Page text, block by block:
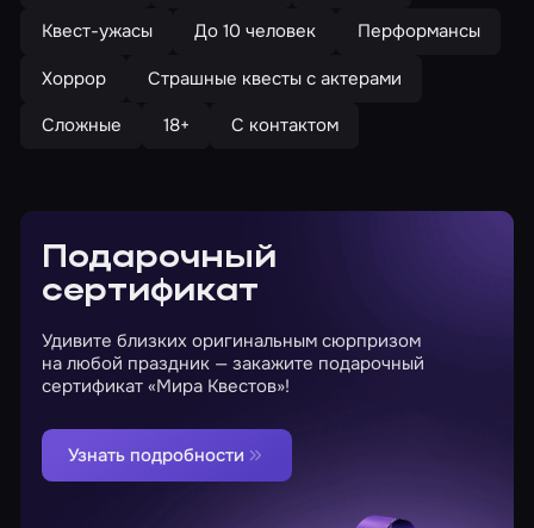
Квест-ужасы
До 10 человек
Перформансы
Хоррор
Страшные квесты с актерами
Сложные
18+ С контактом
Подарочный
сертификат
Удивите близких оригинальным сюрпризом
на любой праздник — закажите подарочный
сертификат «Мира Квестов»!
Узнать подробности